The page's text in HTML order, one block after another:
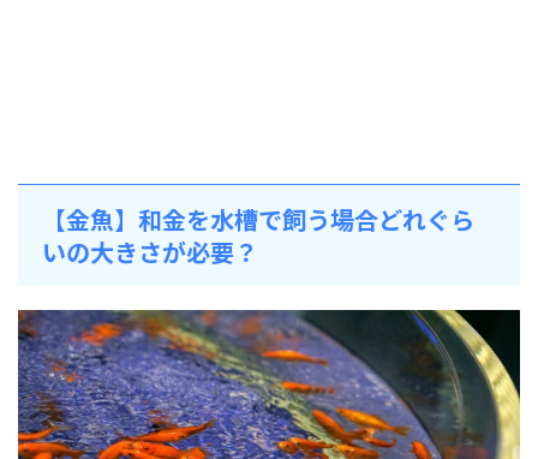
【金魚】和金を水槽で飼う場合どれぐら
いの大きさが必要？